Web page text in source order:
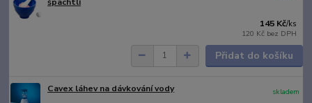
špachtlí
145 Kč/ks
120 Kč bez DPH
Přidat do košíku
Cavex láhev na dávkování vody
skladem